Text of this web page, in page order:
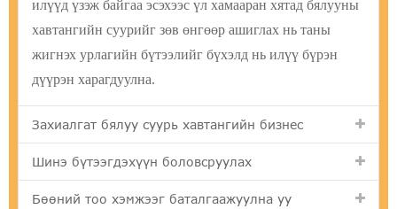
илүүд үзэж байгаа эсэхээс үл хамааран хятад бялууны
хавтангийн суурийг зөв өнгөөр ​​ашиглах нь таны
жигнэх урлагийн бүтээлийг бүхэлд нь илүү бүрэн
дүүрэн харагдуулна.
Захиалгат бялуу суурь хавтангийн бизнес
Шинэ бүтээгдэхүүн боловсруулах
Бөөний тоо хэмжээг баталгаажуулна уу